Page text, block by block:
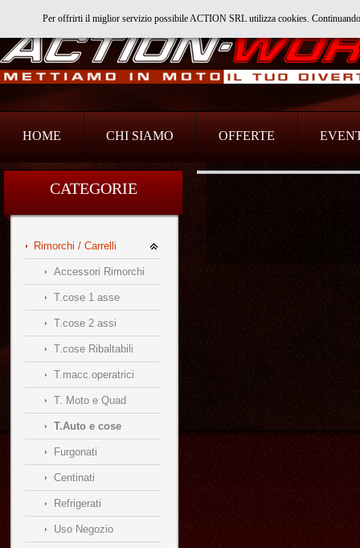
HOME CHI SIAMO OFFERTE
CATEGORIE
Rimorchi / Carrelli
Accessori Rimorchi
T.cose 1 asse
T.cose 2 assi
T.cose Ribaltabili
T.macc.operatrici
T. Moto e Quad
T.Auto e cose
Furgonati
Centinati
Refrigerati
Uso Negozio
Per offrirti il miglior servizio possibile ACTION SRL utilizza cookies.